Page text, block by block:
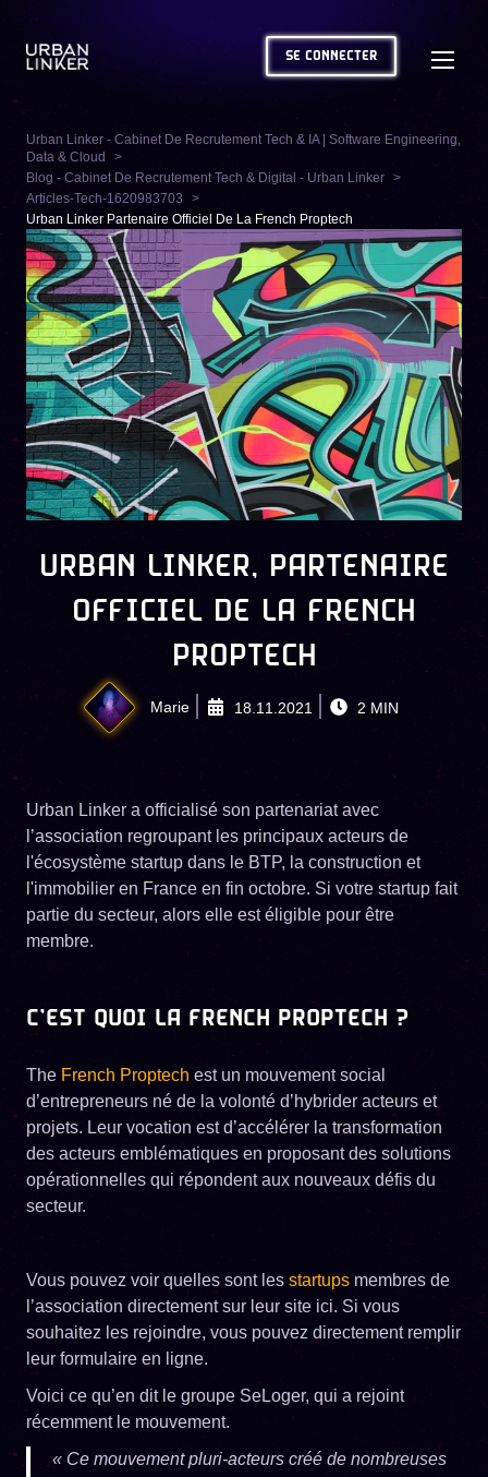
SE CONNECTER
Urban Linker - Cabinet De Recrutement Tech & IA | Software Engineering,
Data & Cloud
Blog - Cabinet De Recrutement Tech & Digital - Urban Linker
Articles-Tech-1620983703
Urban Linker Partenaire Officiel De La French Proptech
URBAN LINKER, PARTENAIRE
OFFICIEL DE LA FRENCH
PROPTECH
Marie 18.11.2021 2 MIN
Urban Linker a officialisé son partenariat avec
l’association regroupant les principaux acteurs de
l'écosystème startup dans le BTP, la construction et
l'immobilier en France en fin octobre. Si votre startup fait
partie du secteur, alors elle est éligible pour être
membre.
C’EST QUOI LA FRENCH PROPTECH ?
The French Proptech est un mouvement social
d’entrepreneurs né de la volonté d’hybrider acteurs et
projets. Leur vocation est d’accélérer la transformation
des acteurs emblématiques en proposant des solutions
opérationnelles qui répondent aux nouveaux défis du
secteur.
Vous pouvez voir quelles sont les startups membres de
l’association directement sur leur site ici. Si vous
souhaitez les rejoindre, vous pouvez directement remplir
leur formulaire en ligne.
Voici ce qu’en dit le groupe SeLoger, qui a rejoint
récemment le mouvement.
« Ce mouvement pluri-acteurs créé de nombreuses